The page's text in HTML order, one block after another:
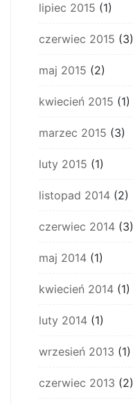
lipiec 2015 (1)
czerwiec 2015 (3)
maj 2015 (2)
kwiecień 2015 (1)
marzec 2015 (3)
luty 2015 (1)
listopad 2014 (2)
czerwiec 2014 (3)
maj 2014 (1)
kwiecień 2014 (1)
luty 2014 (1)
wrzesień 2013 (1)
czerwiec 2013 (2)